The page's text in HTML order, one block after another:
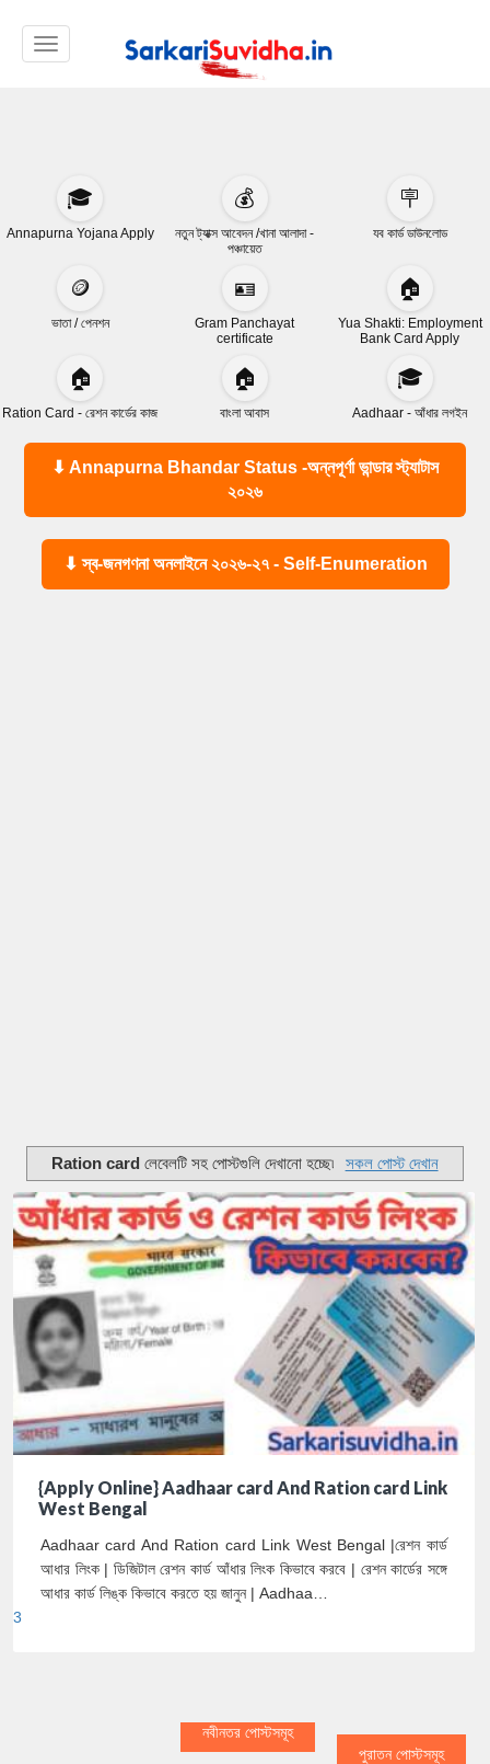
Toggle navigation
🎓
Annapurna Yojana Apply
💰
নতুন ট্যাক্স আবেদন /খানা আলাদা -
পঞ্চায়েত
🪧
যব কার্ড ডাউনলোড
🪙
ভাতা / পেনশন
🪪
Gram Panchayat
certificate
🏠
Yua Shakti: Employment
Bank Card Apply
🏠
Ration Card - রেশন কার্ডের কাজ
🏠
বাংলা আবাস
🎓
Aadhaar - আঁধার লগইন
⬇ Annapurna Bhandar Status -অন্নপূর্ণা ভান্ডার স্ট্যাটাস
২০২৬
⬇ স্ব-জনগণনা অনলাইনে ২০২৬-২৭ - Self-Enumeration
Ration card লেবেলটি সহ পোস্টগুলি দেখানো হচ্ছে৷ সকল পোস্ট দেখান
{Apply Online} Aadhaar card And Ration card Link
West Bengal
Aadhaar card And Ration card Link West Bengal |রেশন কার্ড
আধার লিংক | ডিজিটাল রেশন কার্ড আঁধার লিংক কিভাবে করবে | রেশন কার্ডের সঙ্গে
আধার কার্ড লিঙ্ক কিভাবে করতে হয় জানুন | Aadhaa…
3
নবীনতর পোস্টসমূহ
পুরাতন পোস্টসমূহ